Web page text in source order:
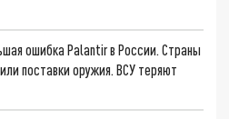
ошибка Palantir в России. Страны
поставки оружия. ВСУ теряют